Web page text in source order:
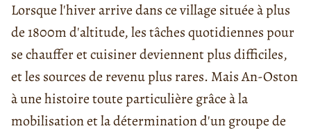
Lorsque l'hiver arrive dans ce village située à plus
de 1800m d'altitude, les tâches quotidiennes pour
se chauffer et cuisiner deviennent plus difficiles,
et les sources de revenu plus rares. Mais An-Oston
à une histoire toute particulière grâce à la
mobilisation et la détermination d'un groupe de